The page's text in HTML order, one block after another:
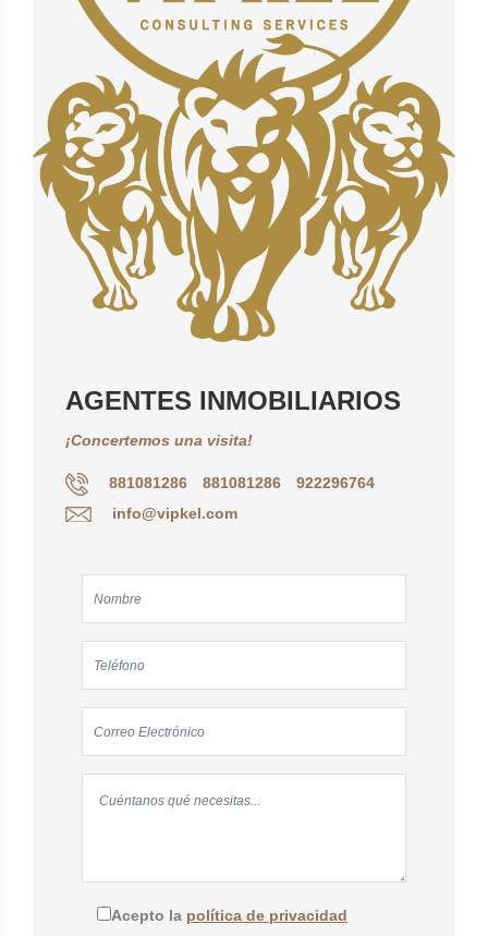
AGENTES INMOBILIARIOS
¡Concertemos una visita!
881081286 881081286
922296764
info@vipkel.com
Acepto la política de privacidad